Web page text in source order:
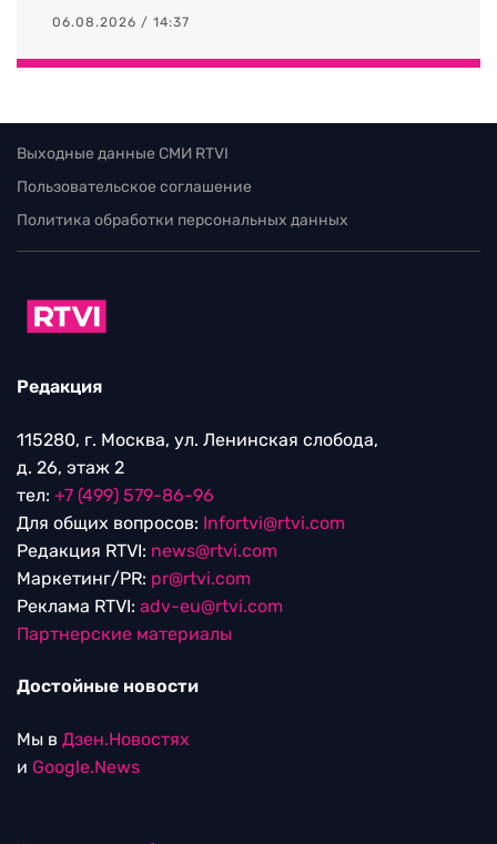
06.08.2026 / 14:37
Выходные данные СМИ RTVI
Пользовательское соглашение
Политика обработки персональных данных
Редакция
115280, г. Москва, ул. Ленинская слобода,
д. 26, этаж 2
тел: +7 (499) 579-86-96
Для общих вопросов: Infortvi@rtvi.com
Редакция RTVI: news@rtvi.com
Маркетинг/PR: pr@rtvi.com
Реклама RTVI: adv-eu@rtvi.com
Партнерские материалы
Достойные новости
Мы в Дзен.Новостях
и Google.News